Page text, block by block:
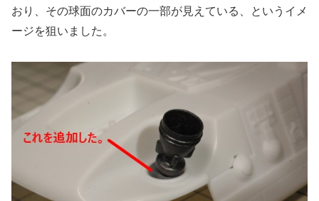
おり、その球面のカバーの一部が見えている、というイメ
ージを狙いました。